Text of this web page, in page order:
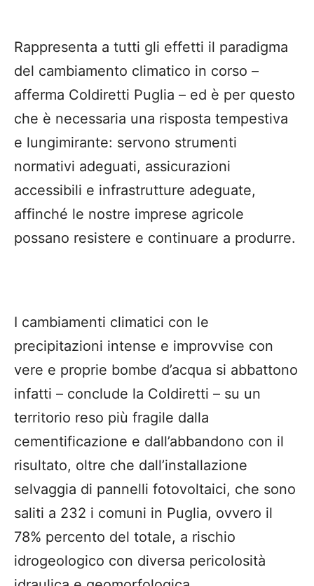
Rappresenta a tutti gli effetti il paradigma
del cambiamento climatico in corso –
afferma Coldiretti Puglia – ed è per questo
che è necessaria una risposta tempestiva
e lungimirante: servono strumenti
normativi adeguati, assicurazioni
accessibili e infrastrutture adeguate,
affinché le nostre imprese agricole
possano resistere e continuare a produrre.
I cambiamenti climatici con le
precipitazioni intense e improvvise con
vere e proprie bombe d’acqua si abbattono
infatti – conclude la Coldiretti – su un
territorio reso più fragile dalla
cementificazione e dall’abbandono con il
risultato, oltre che dall’installazione
selvaggia di pannelli fotovoltaici, che sono
saliti a 232 i comuni in Puglia, ovvero il
78% percento del totale, a rischio
idrogeologico con diversa pericolosità